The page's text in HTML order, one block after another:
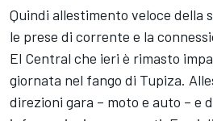
Quindi allestimento veloce della
le prese di corrente e la
El Central che ieri è rimasto
giornata nel fango di Tupiza.
direzioni gara – moto e auto – e